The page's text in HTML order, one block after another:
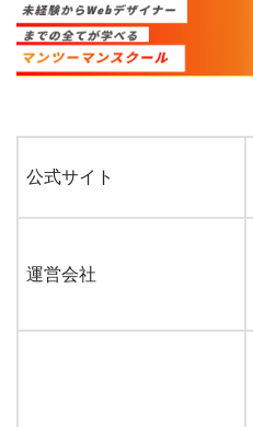
公式サイト
運営会社